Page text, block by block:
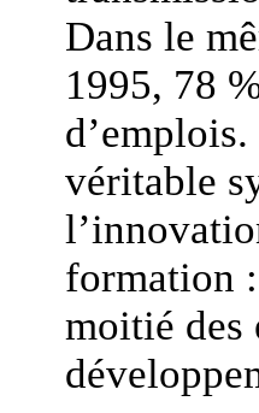
Dans le
1995, 78
véritable
formation
moitié des